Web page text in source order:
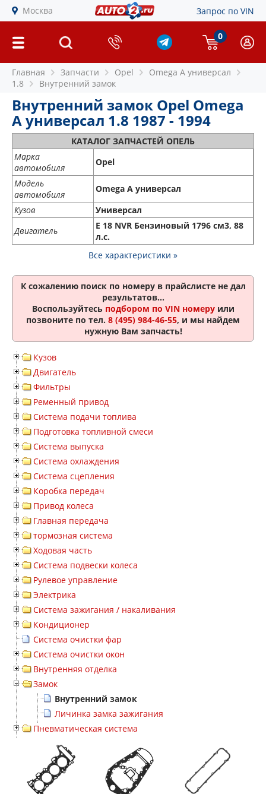
Москва Запрос по VIN
0
Главная Запчасти Opel
Omega A универсал
1.8
Внутренний замок
Внутренний замок Opel Omega
A универсал 1.8 1987 - 1994
КАТАЛОГ ЗАПЧАСТЕЙ ОПЕЛЬ
Марка
автомобиля
Opel
Модель
автомобиля
Omega A универсал
Кузов
Универсал
Двигатель
E 18 NVR Бензиновый 1796 см3, 88
л.с.
Все характеристики »
К сожалению поиск по номеру в прайслисте не дал
результатов...
Воспользуйтесь подбором по VIN номеруили
позвоните по тел. 8 (495) 984-46-55, и мы найдем
нужную Вам запчасть!
Кузов
Двигатель
Фильтры
Ременный привод
Система подачи топлива
Подготовка топливной смеси
Система выпуска
Система охлаждения
Система сцепления
Коробка передач
Привод колеса
Главная передача
тормозная система
Ходовая часть
Система подвески колеса
Рулевое управление
Электрика
Система зажигания / накаливания
Кондиционер
Система очистки фар
Система очистки окон
Внутренняя отделка
Замок
Внутренний замок
Личинка замка зажигания
Пневматическая система